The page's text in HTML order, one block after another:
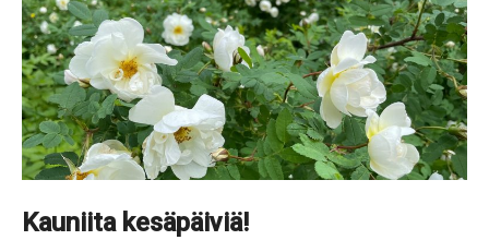
Kauniita kesäpäiviä!